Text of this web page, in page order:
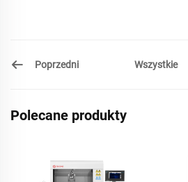
Poprzedni Wszystkie
Polecane produkty